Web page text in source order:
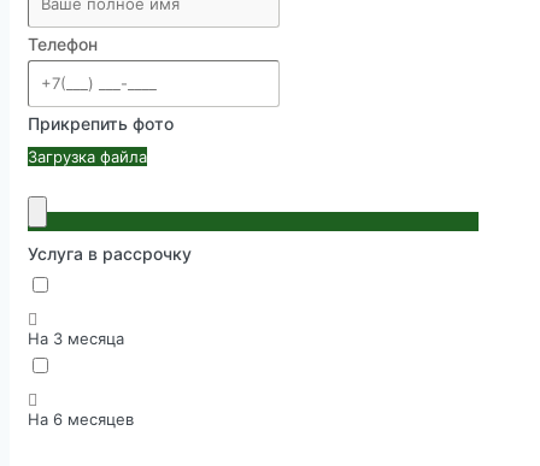
Телефон
Прикрепить фото
Загрузка файла
Услуга в рассрочку
На 3 месяца
На 6 месяцев